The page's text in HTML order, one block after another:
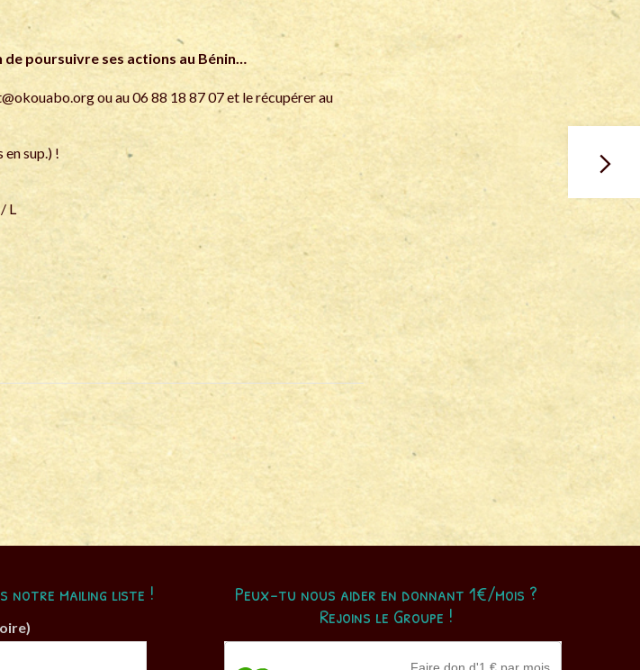
de poursuivre ses actions au Bénin…
ou au 06 88 18 87 07 et le récupérer au
sup.) !
L
notre mailing liste !
Peux-tu nous aider en donnant 1€/mois ?
Rejoins le Groupe !